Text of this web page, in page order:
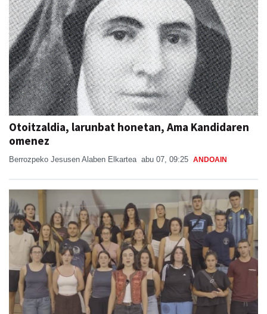
Otoitzaldia, larunbat honetan, Ama Kandidaren
omenez
Berrozpeko Jesusen Alaben Elkartea abu 07, 09:25 ANDOAIN